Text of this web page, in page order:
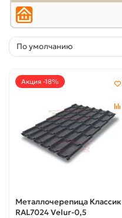
Акция -18%
Металлочерепица Классик
RAL7024 Velur-0,5